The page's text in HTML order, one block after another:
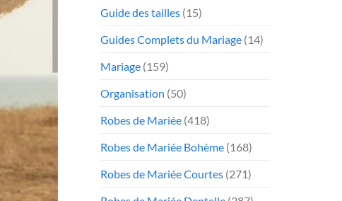
Guide des tailles (15)
Guides Complets du Mariage (14)
Mariage (159)
Organisation (50)
Robes de Mariée (418)
Robes de Mariée Bohème (168)
Robes de Mariée Courtes (271)